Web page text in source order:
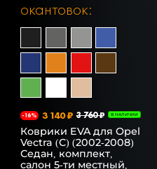
окантовок:
-16% 3 140 ₽ 3 760 ₽ В НАЛИЧИИ
Коврики EVA для Opel
Vectra (C) (2002-2008)
Седан, комплект,
салон 5-ти местный,